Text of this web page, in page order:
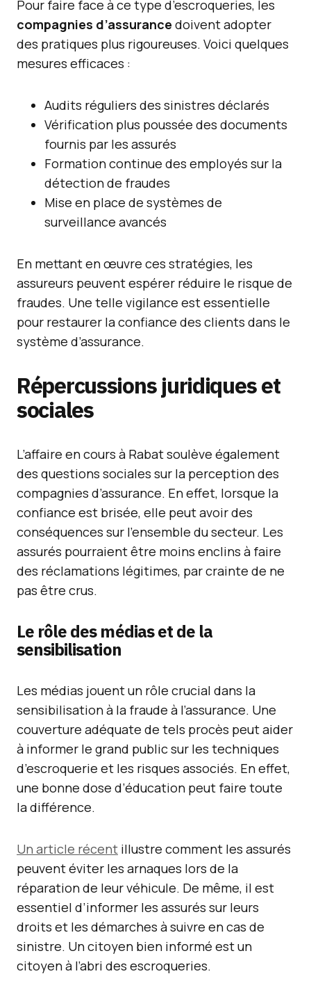
Pour faire face à ce type d’escroqueries, les
compagnies d’assurance doivent adopter
des pratiques plus rigoureuses. Voici quelques
mesures efficaces :
Audits réguliers des sinistres déclarés
Vérification plus poussée des documents
fournis par les assurés
Formation continue des employés sur la
détection de fraudes
Mise en place de systèmes de
surveillance avancés
En mettant en œuvre ces stratégies, les
assureurs peuvent espérer réduire le risque de
fraudes. Une telle vigilance est essentielle
pour restaurer la confiance des clients dans le
système d’assurance.
Répercussions juridiques et
sociales
L’affaire en cours à Rabat soulève également
des questions sociales sur la perception des
compagnies d’assurance. En effet, lorsque la
confiance est brisée, elle peut avoir des
conséquences sur l’ensemble du secteur. Les
assurés pourraient être moins enclins à faire
des réclamations légitimes, par crainte de ne
pas être crus.
Le rôle des médias et de la
sensibilisation
Les médias jouent un rôle crucial dans la
sensibilisation à la fraude à l’assurance. Une
couverture adéquate de tels procès peut aider
à informer le grand public sur les techniques
d’escroquerie et les risques associés. En effet,
une bonne dose d’éducation peut faire toute
la différence.
Un article récent illustre comment les assurés
peuvent éviter les arnaques lors de la
réparation de leur véhicule. De même, il est
essentiel d’informer les assurés sur leurs
droits et les démarches à suivre en cas de
sinistre. Un citoyen bien informé est un
citoyen à l’abri des escroqueries.